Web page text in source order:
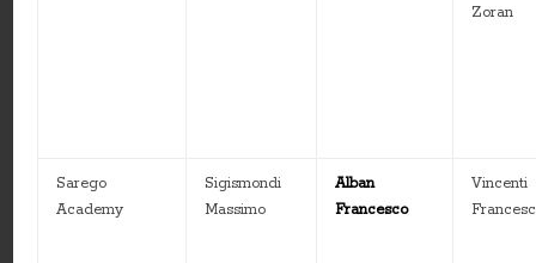
Zoran
Sarego
Academy
Sigismondi
Massimo
Alban
Francesco
Vincenti